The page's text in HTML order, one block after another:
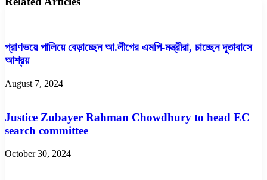
প্রাণভয়ে পালিয়ে বেড়াচ্ছেন আ.লীগের এমপি-মন্ত্রীরা, চাচ্ছেন দূতাবাসে
আশ্রয়
August 7, 2024
Justice Zubayer Rahman Chowdhury to head EC
search committee
October 30, 2024